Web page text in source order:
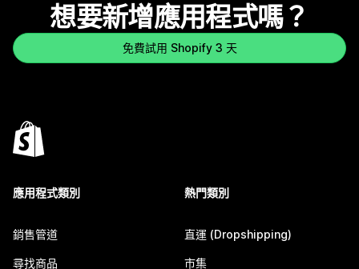
想要新增應用程式嗎？
免費試用 Shopify 3 天
應用程式類別
銷售管道
尋找商品
熱門類別
直運 (Dropshipping)
市集